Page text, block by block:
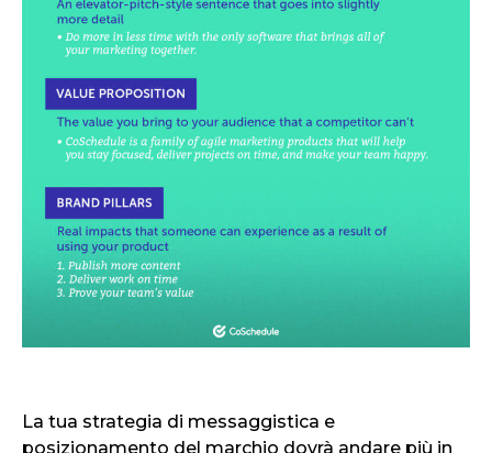
La tua strategia di messaggistica e
posizionamento del marchio dovrà andare più in